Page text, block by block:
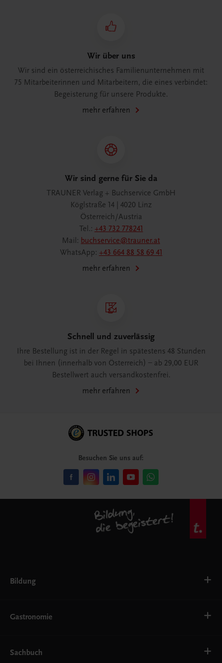
Wir über uns
Wir sind ein österreichisches Familienunternehmen mit
75 Mitarbeiterinnen und Mitarbeitern, die eines verbindet:
Begeisterung für unsere Produkte.
mehr erfahren
Wir sind gerne für Sie da
TRAUNER Verlag + Buchservice GmbH
Köglstraße 14 | 4020 Linz
Österreich/Austria
Tel.: +43 732 778241
Mail: buchservice@trauner.at
WhatsApp: +43 664 88 58 69 41
mehr erfahren
Schnell und zuverlässig
Ihre Bestellung ist in der Regel in spätestens 48 Stunden
bei Ihnen (innerhalb von Österreich) – ab 29,00 EUR
Bestellwert auch versandkostenfrei.
mehr erfahren
Besuchen Sie uns auf:
Bildung
AHS
EWF/ZWF
FW
Gastronomie
Getränke
Sachbuch